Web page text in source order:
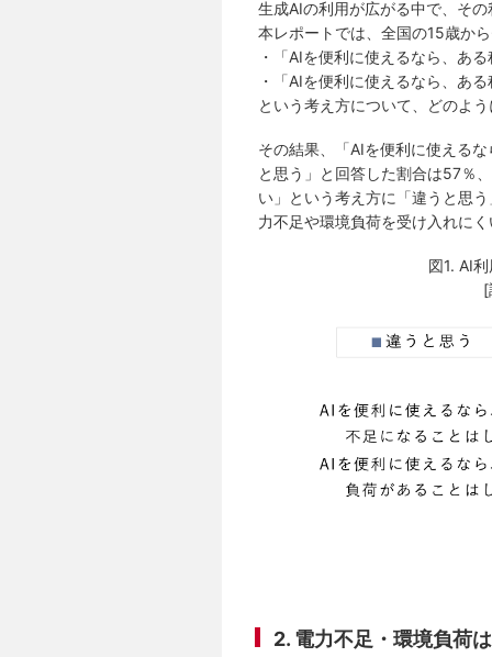
生成AIの利用が広がる中で、そ
本レポートでは、全国の15歳か
・「AIを便利に使えるなら、あ
・「AIを便利に使えるなら、あ
という考え方について、どのよ
その結果、「AIを便利に使える
と思う」と回答した割合は57％
い」という考え方に「違うと思
力不足や環境負荷を受け入れに
図1. AI
[
2. 電力不足・環境負荷